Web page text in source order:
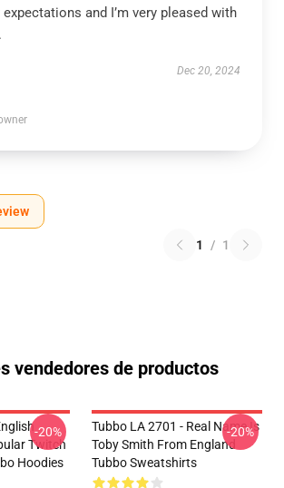
and I’m very pleased with
Dec 20, 2024
1 / 1
vendedores de productos
Twitch
Hoodies
-20%
Tubbo LA 2701 - Real Name Is
Toby Smith From England
Tubbo Sweatshirts
-20%